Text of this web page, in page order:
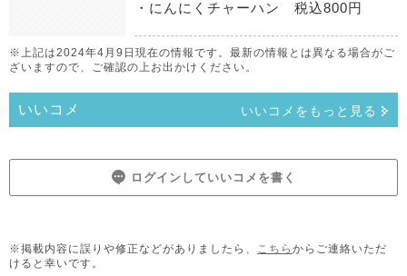
・にんにくチャーハン 税込800円
※上記は2024年4月9日現在の情報です。最新の情報とは異なる場合がご
ざいますので、ご確認の上お出かけください。
いいコメ いいコメをもっと見る
ログインしていいコメを書く
※掲載内容に誤りや修正などがありましたら、 こちら からご連絡いただ
けると幸いです。